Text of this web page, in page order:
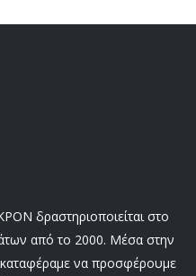
δραστηριοποιείται στο
από το 2000. Μέσα στην
καταφέραμε να προσφέρουμε